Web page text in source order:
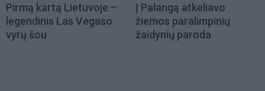
Pirmą kartą Lietuvoje –
legendinis Las Vegaso
vyrų šou
Į Palangą atkeliavo
žiemos paralimpinių
žaidynių paroda